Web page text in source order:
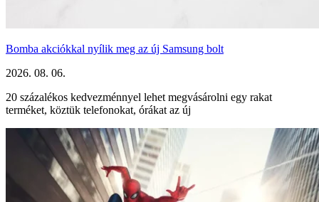
Bomba akciókkal nyílik meg az új Samsung bolt
2026. 08. 06.
20 százalékos kedvezménnyel lehet megvásárolni egy rakat
terméket, köztük telefonokat, órákat az új